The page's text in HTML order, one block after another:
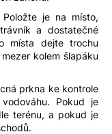
Položte je na místo,
a dostatečné
místa dejte trochu
kolem šlapáku
prkna ke kontrole
Pokud je
terénu, a pokud je